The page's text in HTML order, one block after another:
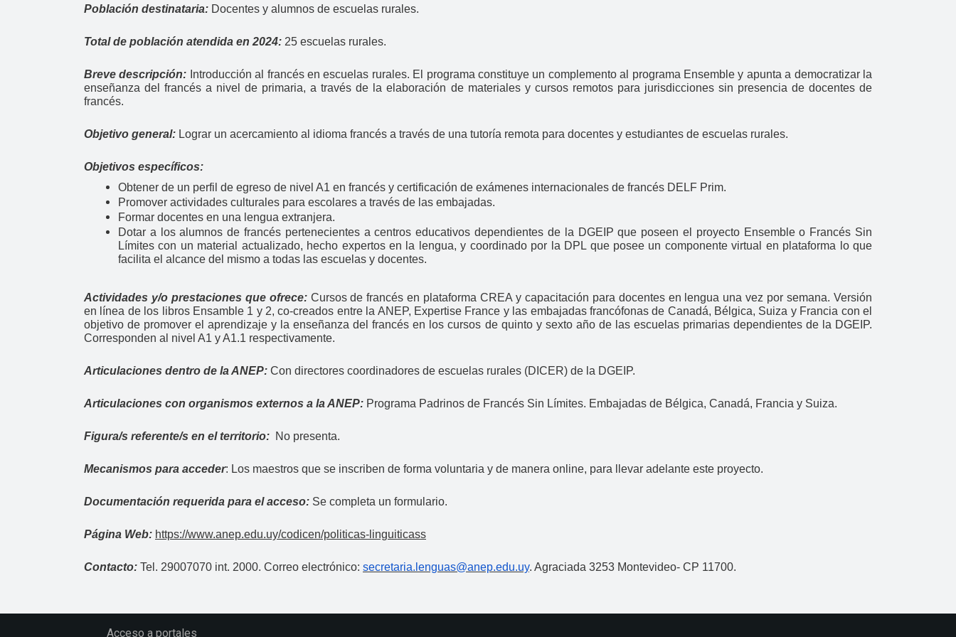
Población destinataria: Docentes y alumnos de escuelas rurales.
Total de población atendida en 2024: 25 escuelas rurales.
Breve descripción: Introducción al francés en escuelas rurales. El programa constituye un complemento al programa Ensemble y apunta a democratizar la
enseñanza del francés a nivel de primaria, a través de la elaboración de materiales y cursos remotos para jurisdicciones sin presencia de docentes de
francés.
Objetivo general: Lograr un acercamiento al idioma francés a través de una tutoría remota para docentes y estudiantes de escuelas rurales.
Objetivos específicos:
Obtener de un perfil de egreso de nivel A1 en francés y certificación de exámenes internacionales de francés DELF Prim.
Promover actividades culturales para escolares a través de las embajadas.
Formar docentes en una lengua extranjera.
Dotar a los alumnos de francés pertenecientes a centros educativos dependientes de la DGEIP que poseen el proyecto Ensemble o Francés Sin
Límites con un material actualizado, hecho expertos en la lengua, y coordinado por la DPL que posee un componente virtual en plataforma lo que
facilita el alcance del mismo a todas las escuelas y docentes.
Actividades y/o prestaciones que ofrece: Cursos de francés en plataforma CREA y capacitación para docentes en lengua una vez por semana. Versión
en línea de los libros Ensamble 1 y 2, co-creados entre la ANEP, Expertise France y las embajadas francófonas de Canadá, Bélgica, Suiza y Francia con el
objetivo de promover el aprendizaje y la enseñanza del francés en los cursos de quinto y sexto año de las escuelas primarias dependientes de la DGEIP.
Corresponden al nivel A1 y A1.1 respectivamente.
Articulaciones dentro de la ANEP: Con directores coordinadores de escuelas rurales (DICER) de la DGEIP.
Articulaciones con organismos externos a la ANEP: Programa Padrinos de Francés Sin Límites. Embajadas de Bélgica, Canadá, Francia y Suiza.
Figura/s referente/s en el territorio: No presenta.
Mecanismos para acceder: Los maestros que se inscriben de forma voluntaria y de manera online, para llevar adelante este proyecto.
Documentación requerida para el acceso: Se completa un formulario.
Página Web: https://www.anep.edu.uy/codicen/politicas-linguiticass
Contacto: Tel. 29007070 int. 2000. Correo electrónico: secretaria.lenguas@anep.edu.uy. Agraciada 3253 Montevideo- CP 11700.
Acceso a portales